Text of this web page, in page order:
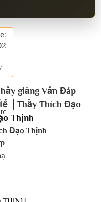
giảng Vấn Đáp
│Thầy Thích Đạo
Thịnh
Đạo Thịnh